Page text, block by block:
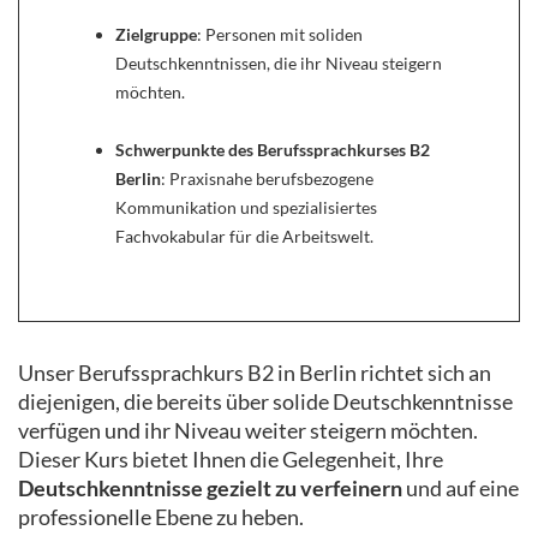
Zielgruppe: Personen mit soliden
Deutschkenntnissen, die ihr Niveau steigern
möchten.
Schwerpunkte des Berufssprachkurses B2
Berlin: Praxisnahe berufsbezogene
Kommunikation und spezialisiertes
Fachvokabular für die Arbeitswelt.
Unser Berufssprachkurs B2 in Berlin richtet sich an
diejenigen, die bereits über solide Deutschkenntnisse
verfügen und ihr Niveau weiter steigern möchten.
Dieser Kurs bietet Ihnen die Gelegenheit, Ihre
Deutschkenntnisse gezielt zu verfeinernund auf eine
professionelle Ebene zu heben.